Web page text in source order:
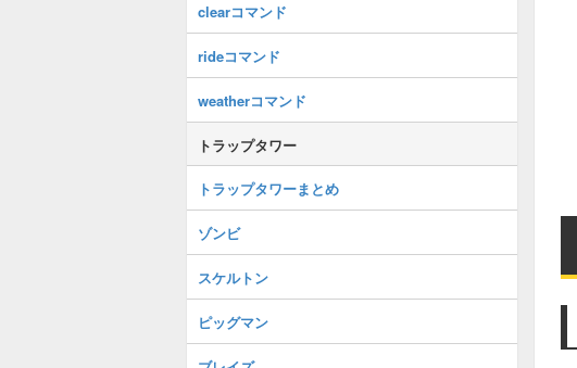
clearコマンド
rideコマンド
weatherコマンド
トラップタワー
トラップタワーまとめ
ゾンビ
スケルトン
ピッグマン